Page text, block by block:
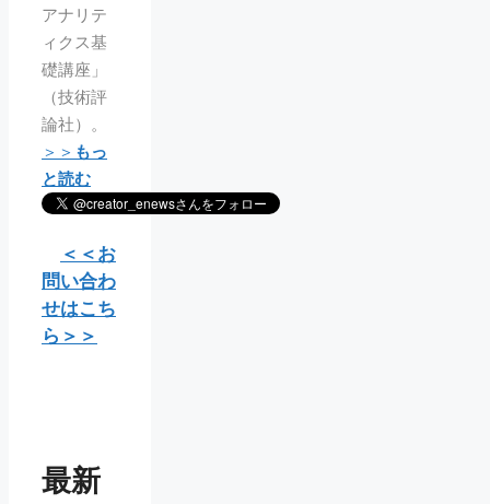
アナリテ
ィクス基
礎講座」
（技術評
論社）。
＞＞ もっ
と読む
＜＜お
問い合わ
せはこち
ら＞＞
最新